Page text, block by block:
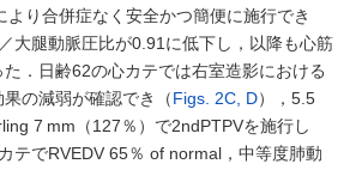
り合併症なく安全かつ簡便に施行でき
大腿動脈圧比が0.91に低下し，以降も心筋
．日齢62の心カテでは右室造影における
の減弱が確認でき（Figs. 2C, D），5.5
7 mm（127％）で2ndPTPVを施行し
テでRVEDV 65％ of normal，中等度肺動